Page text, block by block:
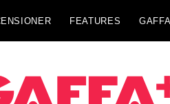
FEATURES